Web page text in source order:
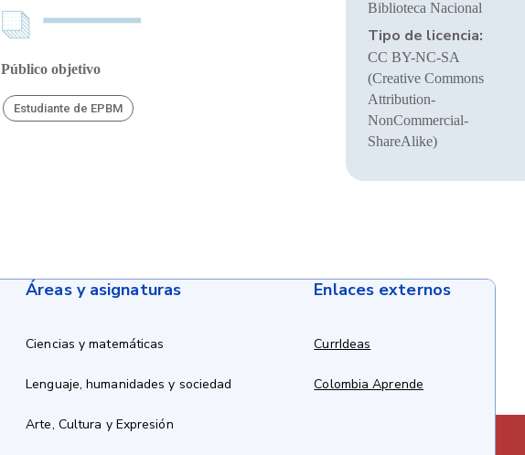
Público objetivo
Estudiante de EPBM
Biblioteca Nacional
Tipo de licencia:
CC BY-NC-SA
(Creative Commons
Attribution-
NonCommercial-
ShareAlike)
Áreas y asignaturas
Ciencias y matemáticas
Lenguaje, humanidades y sociedad
Arte, Cultura y Expresión
Enlaces externos
CurrIdeas
Colombia Aprende